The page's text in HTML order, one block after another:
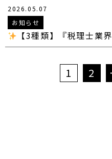
2026.05.07
お知らせ
【3種類】『税理士業
1 2